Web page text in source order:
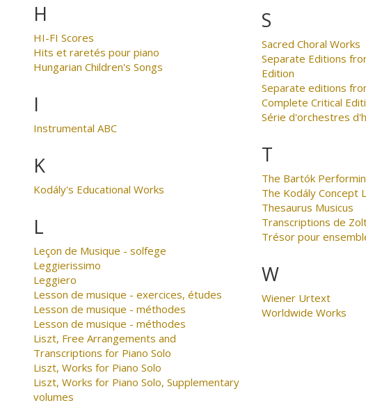
H
HI-FI Scores
Hits et raretés pour piano
Hungarian Children's Songs
I
Instrumental ABC
K
Kodály's Educational Works
L
Leçon de Musique - solfege
Leggierissimo
Leggiero
Lesson de musique - exercices, études
Lesson de musique - méthodes
Lesson de musique - méthodes
Liszt, Free Arrangements and
Transcriptions for Piano Solo
Liszt, Works for Piano Solo
Liszt, Works for Piano Solo, Supplementary
volumes
S
Sacred Choral Works
Separate Editions
Edition
Separate editions
Complete Critical
Série d'orchestres
T
The Bartók
The Kodály Concept
Thesaurus Musicus
Transcriptions de
Trésor pour
W
Wiener Urtext
Worldwide Works